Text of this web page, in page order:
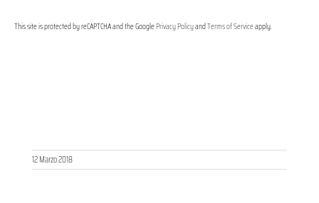
This site is protected by reCAPTCHA and the GooglePrivacy PolicyandTerms of Serviceapply.
12 Marzo 2018